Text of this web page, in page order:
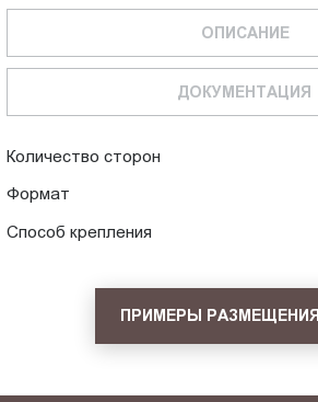
ОПИСАНИЕ
ДОКУМЕНТАЦИЯ
Количество сторон
Формат
Способ крепления
ПРИМЕРЫ РАЗМЕЩЕНИЯ